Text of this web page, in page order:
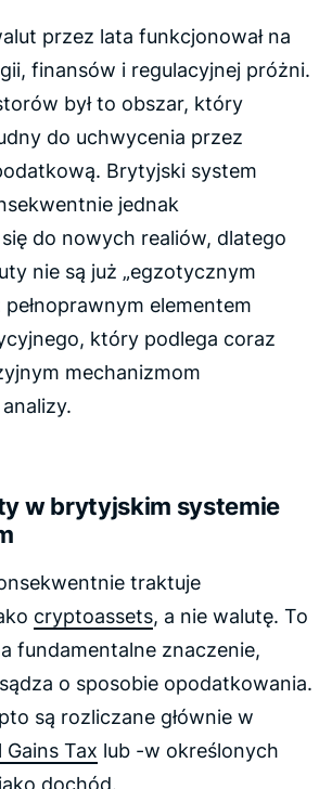
przez lata funkcjonował na
finansów i regulacyjnej próżni.
był to obszar, który
do uchwycenia przez
Brytyjski system
jednak
do nowych realiów, dlatego
nie są już „egzotycznym
pełnoprawnym elementem
który podlega coraz
mechanizmom
w brytyjskim systemie
traktuje
cryptoassets, a nie walutę. To
fundamentalne znaczenie,
o sposobie opodatkowania.
są rozliczane głównie w
Gains Tax lub -w określonych
dochód.